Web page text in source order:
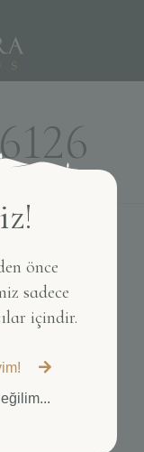
önce
sadece
içindir.